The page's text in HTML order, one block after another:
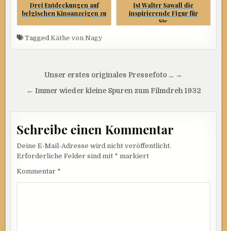
Drei Entdeckungen auf
belgischen Kinoanzeigen zu
Ist Walter Sawall die
inspirierende Figur für
„Str...
TaggedKäthe von Nagy
Beitragsnavigation
Unser erstes originales Pressefoto … →
← Immer wieder kleine Spuren zum Filmdreh 1932
Schreibe einen Kommentar
Deine E-Mail-Adresse wird nicht veröffentlicht.
Erforderliche Felder sind mit * markiert
Kommentar *